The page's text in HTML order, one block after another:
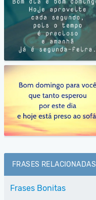
FRASES RELACIONADAS
Frases Bonitas